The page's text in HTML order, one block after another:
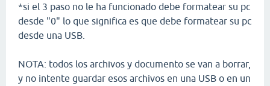
*si el 3 paso no le ha funcionado debe formatear su pc
desde "0" lo que significa es que debe formatear su pc
desde una USB.
NOTA: todos los archivos y documento se van a borrar,
y no intente guardar esos archivos en una USB o en un